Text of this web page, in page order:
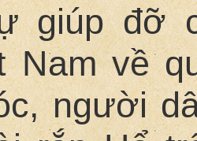
giúp đỡ
Nam về
người